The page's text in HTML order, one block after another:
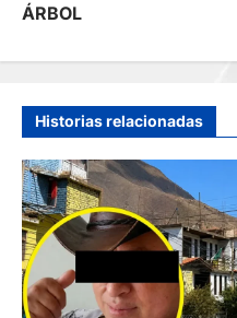
c
i
ó
n
d
e
ÁRBOL
Historias relacionadas